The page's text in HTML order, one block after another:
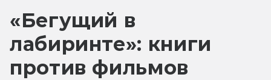
«Бегущий в
лабиринте»: книги
против фильмов